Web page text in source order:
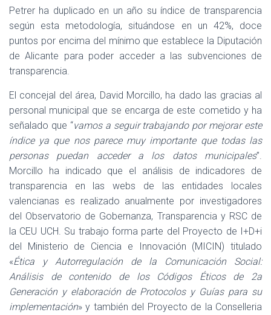
Petrer ha duplicado en un año su índice de transparencia
según esta metodología, situándose en un 42%, doce
puntos por encima del mínimo que establece la Diputación
de Alicante para poder acceder a las subvenciones de
transparencia.
El concejal del área, David Morcillo, ha dado las gracias al
personal municipal que se encarga de este cometido y ha
señalado que “vamos a seguir trabajando por mejorar este
índice ya que nos parece muy importante que todas las
personas puedan acceder a los datos municipales”.
Morcillo ha indicado que el análisis de indicadores de
transparencia en las webs de las entidades locales
valencianas es realizado anualmente por investigadores
del Observatorio de Gobernanza, Transparencia y RSC de
la CEU UCH. Su trabajo forma parte del Proyecto de I+D+i
del Ministerio de Ciencia e Innovación (MICIN) titulado
«Ética y Autorregulación de la Comunicación Social:
Análisis de contenido de los Códigos Éticos de 2a
Generación y elaboración de Protocolos y Guías para su
implementación» y también del Proyecto de la Conselleria